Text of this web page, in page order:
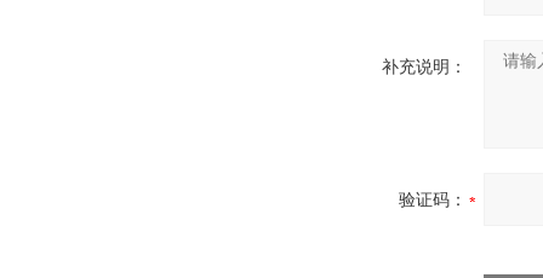
补充说明：
验证码：